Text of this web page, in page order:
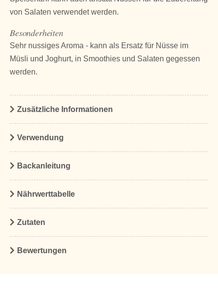
von Salaten verwendet werden.
Besonderheiten
Sehr nussiges Aroma - kann als Ersatz für Nüsse im
Müsli und Joghurt, in Smoothies und Salaten gegessen
werden.
Zusätzliche Informationen
Verwendung
Backanleitung
Nährwerttabelle
Zutaten
Bewertungen